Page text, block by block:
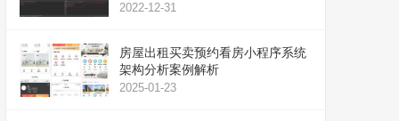
2022-12-31
房屋出租买卖预约看房小程序系统
架构分析案例解析
2025-01-23